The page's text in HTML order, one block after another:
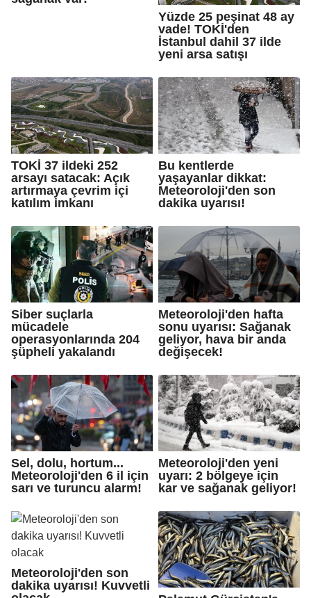
Yüzde 25 peşinat 48 ay
vade! TOKİ'den
İstanbul dahil 37 ilde
yeni arsa satışı
TOKİ 37 ildeki 252
arsayı satacak: Açık
artırmaya çevrim içi
katılım imkanı
Bu kentlerde
yaşayanlar dikkat:
Meteoroloji'den son
dakika uyarısı!
Siber suçlarla
mücadele
operasyonlarında 204
şüpheli yakalandı
Meteoroloji'den hafta
sonu uyarısı: Sağanak
geliyor, hava bir anda
değişecek!
Sel, dolu, hortum...
Meteoroloji'den 6 il için
sarı ve turuncu alarm!
Meteoroloji'den yeni
uyarı: 2 bölgeye için
kar ve sağanak geliyor!
Meteoroloji'den son
dakika uyarısı! Kuvvetli